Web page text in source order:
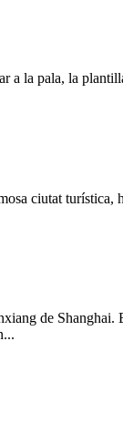
a la pala, la
ciutat
de Shanghai.